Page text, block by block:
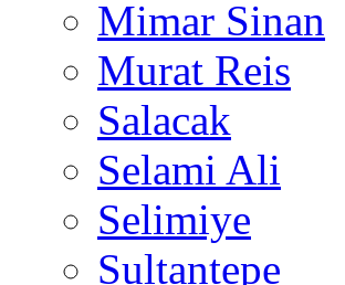
Mimar Sinan
Murat Reis
Salacak
Selami Ali
Selimiye
Sultantepe